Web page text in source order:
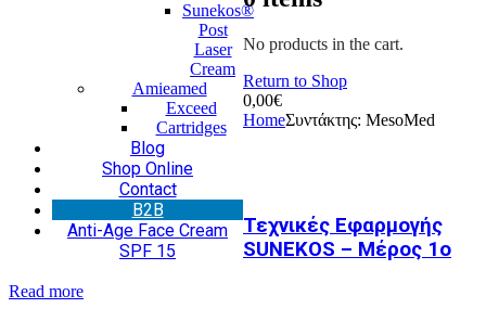
Sunekos®
Post
Laser
Cream
Amieamed
Exceed
Cartridges
Blog
Shop Online
Contact
Β2Β
Anti-Age Face Cream
SPF 15
No products in the cart.
Return to Shop
0,00€
HomeΣυντάκτης: MesoMed
Τεχνικές Εφαρμογής
SUNEKOS – Μέρος 1ο
Read more